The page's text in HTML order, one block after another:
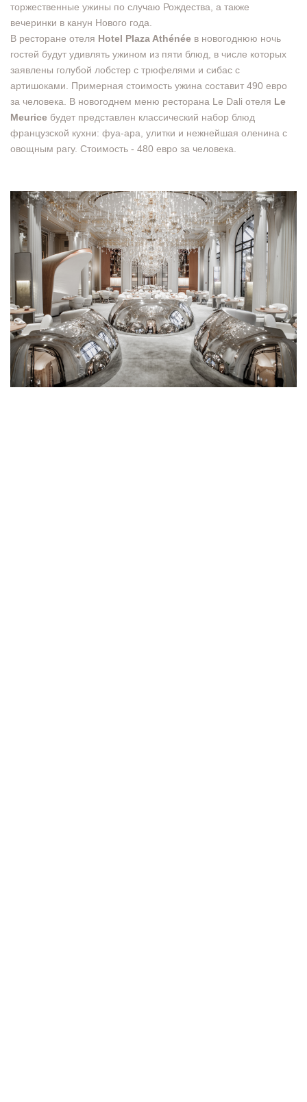
торжественные ужины по случаю Рождества, а также
вечеринки в канун Нового года.
В ресторане отеля Hotel Plaza Athénée в новогоднюю ночь
гостей будут удивлять ужином из пяти блюд, в числе которых
заявлены голубой лобстер с трюфелями и сибас с
артишоками. Примерная стоимость ужина составит 490 евро
за человека. В новогоднем меню ресторана Le Dali отеля Le
Meurice будет представлен классический набор блюд
французской кухни: фуа-ара, улитки и нежнейшая оленина с
овощным рагу. Стоимость - 480 евро за человека.